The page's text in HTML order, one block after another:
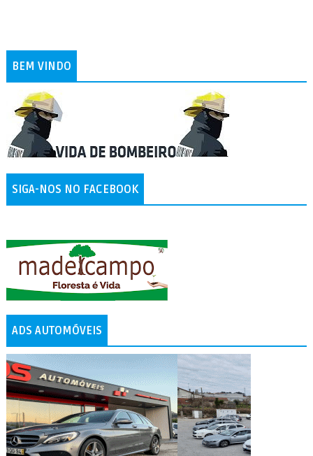
BEM VINDO
SIGA-NOS NO FACEBOOK
ADS AUTOMÓVEIS